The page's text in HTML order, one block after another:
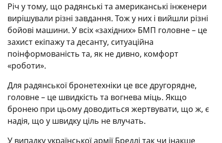
Річ у тому, що радянські та американські інженери
вирішували різні завдання. Тож у них і вийшли різні
бойові машини. У всіх «західних» БМП головне – це
захист екіпажу та десанту, ситуаційна
поінформованість та, як не дивно, комфорт
«роботи».
Для радянської бронетехніки це все другорядне,
головне – це швидкість та вогнева міць. Якщо
бронею при цьому доводиться жертвувати, що ж, є
надія, що у швидку ціль не влучать.
У випадку української армії Бредлі так чи інакше